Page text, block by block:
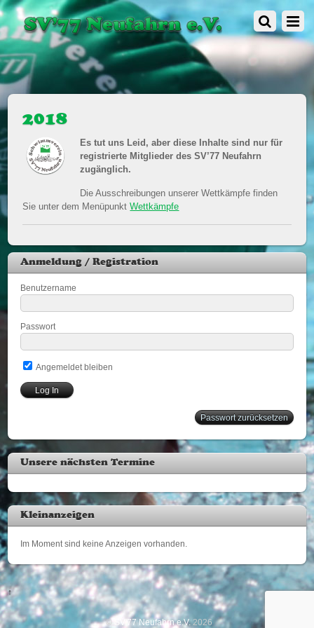
2018
Es tut uns Leid, aber diese Inhalte sind nur für
registrierte Mitglieder des SV’77 Neufahrn
zugänglich.
Die Ausschreibungen unserer Wettkämpfe finden
Sie unter dem MenüpunktWettkämpfe
Anmeldung / Registration
Benutzername
Passwort
Angemeldet bleiben
Passwort zurücksetzen
Unsere nächsten Termine
Kleinanzeigen
Im Moment sind keine Anzeigen vorhanden.
↑
© SV'77 Neufahrn e.V.2026